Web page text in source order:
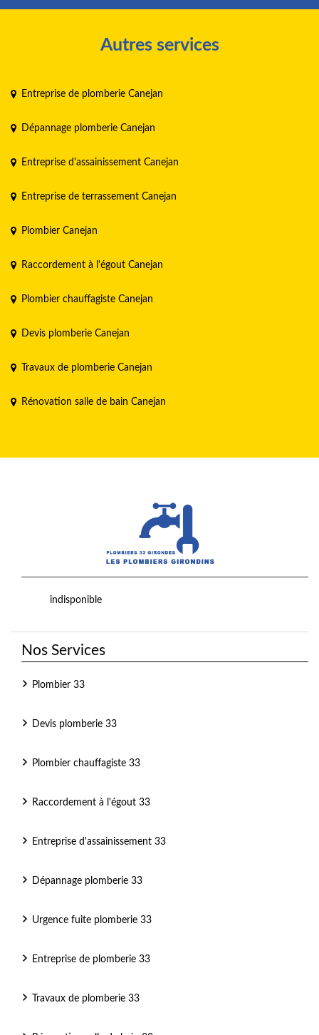
Autres services
Entreprise de plomberie Canejan
Dépannage plomberie Canejan
Entreprise d'assainissement Canejan
Entreprise de terrassement Canejan
Plombier Canejan
Raccordement à l'égout Canejan
Plombier chauffagiste Canejan
Devis plomberie Canejan
Travaux de plomberie Canejan
Rénovation salle de bain Canejan
indisponible
Nos Services
Plombier 33
Devis plomberie 33
Plombier chauffagiste 33
Raccordement à l'égout 33
Entreprise d'assainissement 33
Dépannage plomberie 33
Urgence fuite plomberie 33
Entreprise de plomberie 33
Travaux de plomberie 33